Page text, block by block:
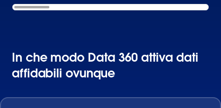
In che modo Data 360 attiva dati
affidabili ovunque